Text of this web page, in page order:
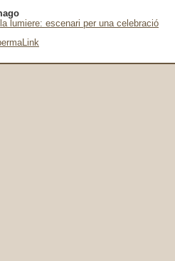
la lumiere: escenari per una celebració